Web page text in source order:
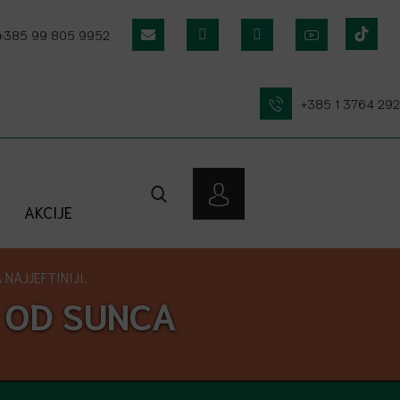
99 805 9952
+385 1 3764 292
AKCIJE
SUNCA